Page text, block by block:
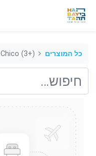
כל המוצרים Chico (3+)